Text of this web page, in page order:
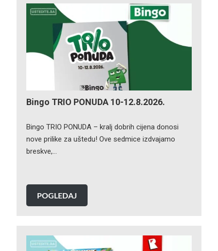
Bingo TRIO PONUDA 10-12.8.2026.
Bingo TRIO PONUDA – kralj dobrih cijena donosi
nove prilike za uštedu! Ove sedmice izdvajamo
breskve,…
POGLEDAJ